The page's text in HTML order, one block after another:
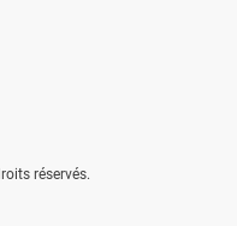
réservés.